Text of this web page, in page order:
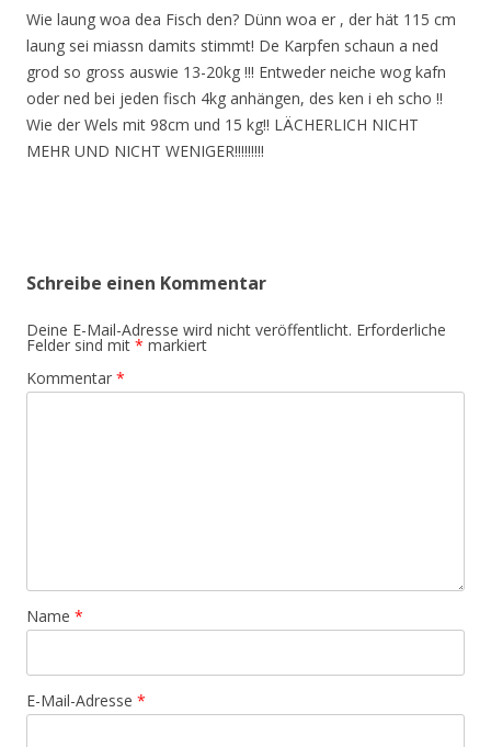
Wie laung woa dea Fisch den? Dünn woa er , der hät 115 cm
laung sei miassn damits stimmt! De Karpfen schaun a ned
grod so gross auswie 13-20kg !!! Entweder neiche wog kafn
oder ned bei jeden fisch 4kg anhängen, des ken i eh scho !!
Wie der Wels mit 98cm und 15 kg!! LÄCHERLICH NICHT
MEHR UND NICHT WENIGER!!!!!!!!!
Schreibe einen Kommentar
Deine E-Mail-Adresse wird nicht veröffentlicht. Erforderliche
Felder sind mit * markiert
Kommentar *
Name *
E-Mail-Adresse *